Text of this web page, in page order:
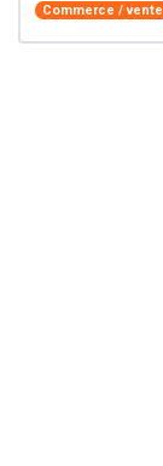
Commerce / vente